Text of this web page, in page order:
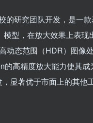
的研究团队开发，是一
型，在放大效果上表现
动态范围（HDR）图像
的高精度放大能力使其
显著优于市面上的其他工